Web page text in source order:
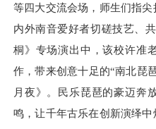
等四大交流会场，师生们指
内外南音爱好者切磋技艺、
桐》专场演出中，该校许准
作，带来创意十足的“南北琵
月夜》。民乐琵琶的豪迈奔
鸣，让千年古乐在创新演绎